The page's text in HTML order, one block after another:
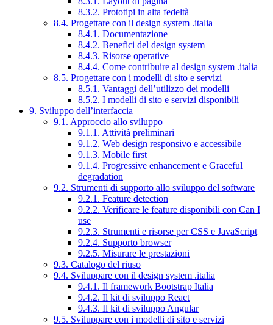
8.3.2. Prototipi in alta fedeltà
8.4. Progettare con il design system .italia
8.4.1. Documentazione
8.4.2. Benefici del design system
8.4.3. Risorse operative
8.4.4. Come contribuire al design system .italia
8.5. Progettare con i modelli di sito e servizi
8.5.1. Vantaggi dell’utilizzo dei modelli
8.5.2. I modelli di sito e servizi disponibili
9. Sviluppo dell’interfaccia
9.1. Approccio allo sviluppo
9.1.1. Attività preliminari
9.1.2. Web design responsivo e accessibile
9.1.3. Mobile first
9.1.4. Progressive enhancement e Graceful
degradation
9.2. Strumenti di supporto allo sviluppo del software
9.2.1. Feature detection
9.2.2. Verificare le feature disponibili con Can I
use
9.2.3. Strumenti e risorse per CSS e JavaScript
9.2.4. Supporto browser
9.2.5. Misurare le prestazioni
9.3. Catalogo del riuso
9.4. Sviluppare con il design system .italia
9.4.1. Il framework Bootstrap Italia
9.4.2. Il kit di sviluppo React
9.4.3. Il kit di sviluppo Angular
9.5. Sviluppare con i modelli di sito e servizi